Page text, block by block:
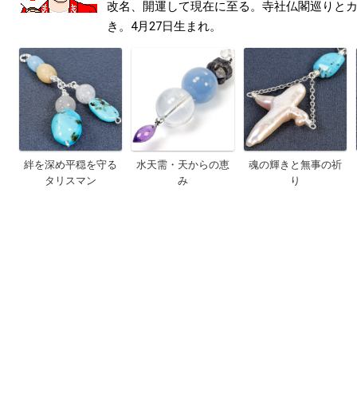
改名、開運して現在に至る。寺社仏閣巡りと
き。4月27日生まれ。
絆を深め平穏を守る
タリスマン
水天需・天からの恵
み
魂の輝きと無事の祈
り